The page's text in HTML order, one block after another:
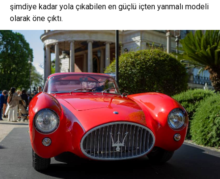
şimdiye kadar yola çıkabilen en güçlü içten yanmalı modeli
olarak öne çıktı.